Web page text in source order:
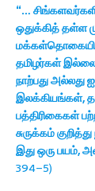
“…
ஒதுக்கித் தள்ள
தமிழர்கள் இல்லை
நாற்பது அல்லது
இலக்கியங்கள்,
பத்திரிகைகள்
சுருக்கம்
இது ஒரு பயம்,
394–5)